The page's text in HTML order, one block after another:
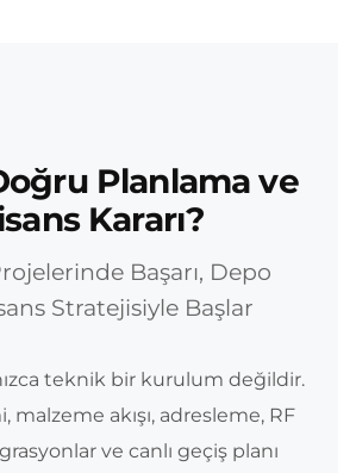
Planlama ve
Kararı?
Başarı, Depo
Stratejisiyle Başlar
teknik bir kurulum değildir.
malzeme akışı, adresleme, RF
ve canlı geçiş planı